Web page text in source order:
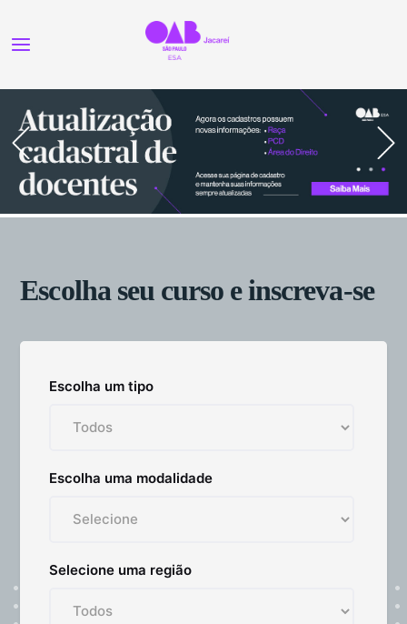
Escolha seu curso e inscreva-se
Escolha um tipo
Escolha uma modalidade
Selecione uma região